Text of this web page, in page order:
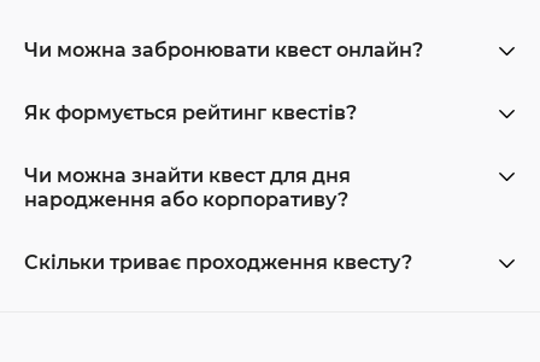
Чи можна забронювати квест онлайн?
Як формується рейтинг квестів?
Чи можна знайти квест для дня
народження або корпоративу?
Скільки триває проходження квесту?